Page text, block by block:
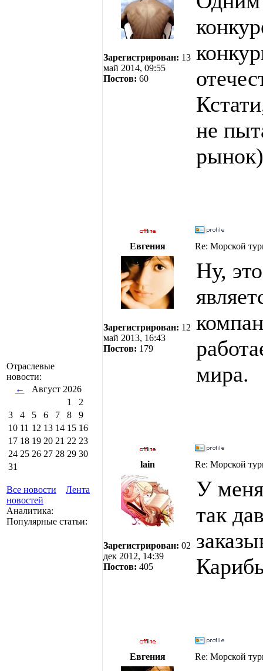
Отраслевые
новости:
←
Август 2026
1
2
3
4 5 6 7 8
9
10 11 12 13 14 15 16
17 18 19 20 21 22 23
24 25 26 27 28 29 30
31
Все новости
Лента
новостей
Аналитика:
Популярные статьи:
Зарегистрирован: 13
май 2014, 09:55
Постов: 60
не
Евгения Re: Морской
Зарегистрирован: 12
май 2013, 16:43
Постов: 179
Ну,
мира.
lain Re: Морской
Зарегистрирован: 02
дек 2012, 14:39
Постов: 405
У
так
Евгения Re: Морской